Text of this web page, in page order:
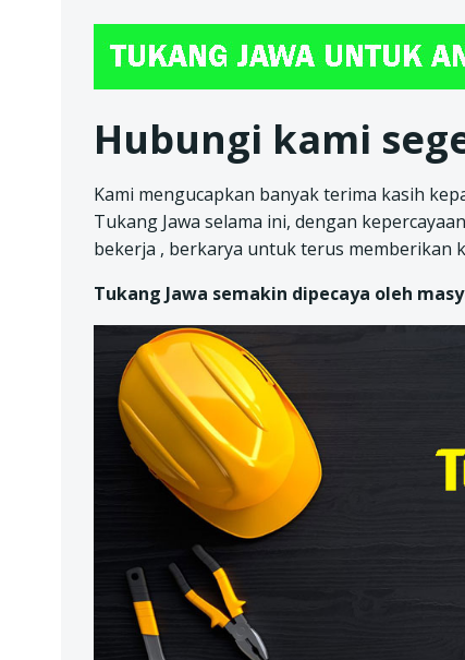
Hubungi kami
Kami mengucapkan banyak terima kasih
Tukang Jawa selama ini, dengan
bekerja , berkarya untuk terus memberikan
Tukang Jawa semakin dipecaya oleh